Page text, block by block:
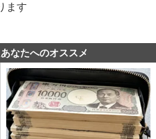
ます
なたへのオススメ